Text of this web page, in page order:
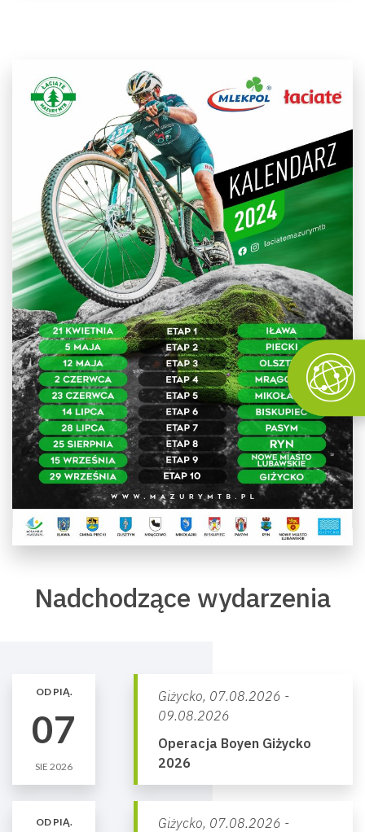
Nadchodzące wydarzenia
OD PIĄ.
07
SIE 2026
Giżycko, 07.08.2026 -
09.08.2026
Operacja Boyen Giżycko
2026
OD PIĄ. Giżycko, 07.08.2026 -